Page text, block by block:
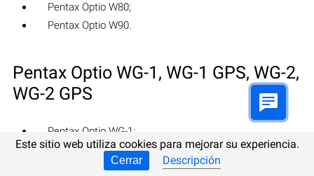
Pentax Optio W80;
Pentax Optio W90.
Pentax Optio WG-1, WG-1 GPS, WG-2,
WG-2 GPS
Pentax Optio WG-1;
Pentax Optio WG-1 GPS;
Pentax Optio WG-2;
Este sitio web utiliza cookies para mejorar su experiencia.
Cerrar Descripción